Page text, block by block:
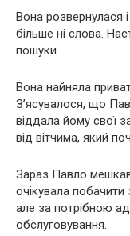
Вона розвернулася
більше ні слова.
пошуки.
Вона найняла
З’ясувалося, що
віддала йому свої
від вітчима, який
Зараз Павло мешкав
очікувала
але за потрібною
обслуговування.